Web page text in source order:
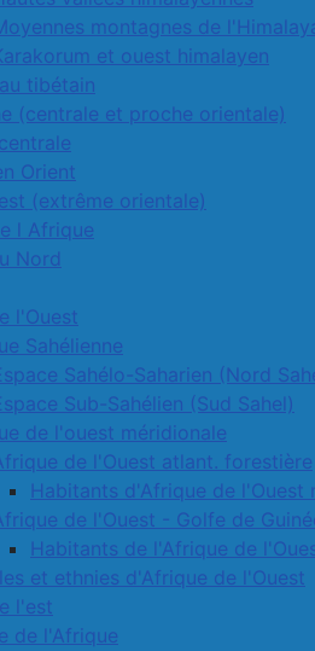
montagnes de
et ouest himalayen
tibétain
(centrale et proche orientale)
Orient
(extrême orientale)
l Afrique
Nord
l'Ouest
Sahélienne
Sahélo-Saharien (Nord
Sub-Sahélien (Sud Sahel)
de l'ouest méridionale
de l'Ouest atlant. forestière
Habitants d'Afrique de
de l'Ouest - Golfe de
Habitants de l'Afrique de
et ethnies d'Afrique de l'Ouest
l'est
de l'Afrique